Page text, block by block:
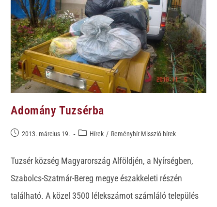
Adomány Tuzsérba
2013. március 19. Hírek / Reményhír Misszió hírek
Tuzsér község Magyarország Alföldjén, a Nyírségben,
Szabolcs-Szatmár-Bereg megye északkeleti részén
található. A közel 3500 lélekszámot számláló település